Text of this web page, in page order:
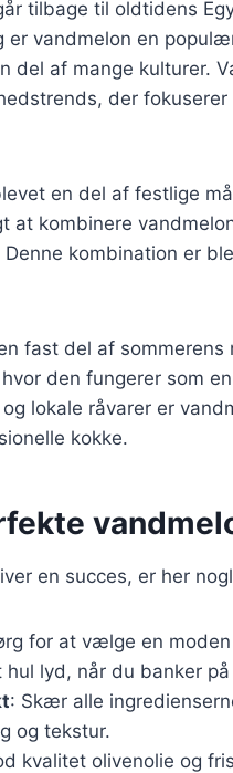
tilbage til oldtidens
vandmelon en
del af mange kulturer.
der
en del af festlige
at kombinere
kombination er
fast del af sommerens
den fungerer som
lokale råvarer er
kokke.
en succes, er her
for at vælge en
lyd, når du banker
: Skær alle
og tekstur.
kvalitet olivenolie og